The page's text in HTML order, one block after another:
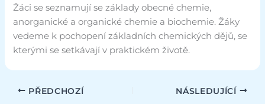
Žáci se seznamují se základy obecné chemie,
anorganické a organické chemie a biochemie. Žáky
vedeme k pochopení základních chemických dějů, se
kterými se setkávají v praktickém životě.
PŘEDCHOZÍ NÁSLEDUJÍCÍ